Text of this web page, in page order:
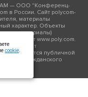
— ООО "Конференц-
в России. Сайт polycom-
материалы
характер. Объекты
материалы)
сайт www.poly.com.
сайт носит
не является публичной
437 Гражданского
cookie.